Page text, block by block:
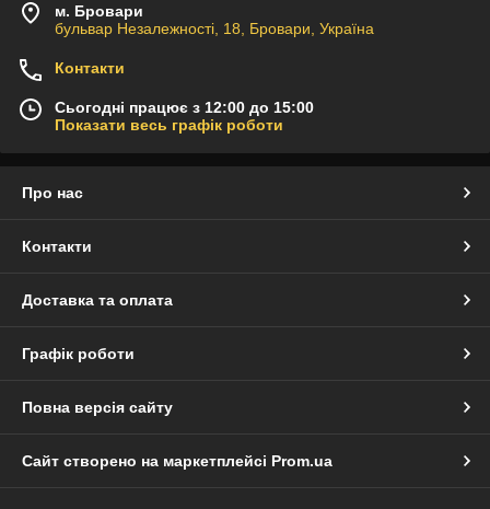
м. Бровари
бульвар Незалежності, 18, Бровари, Україна
Контакти
Сьогодні працює з 12:00 до 15:00
Показати весь графік роботи
Про нас
Контакти
Доставка та оплата
Графік роботи
Повна версія сайту
Сайт створено на маркетплейсі Prom.ua